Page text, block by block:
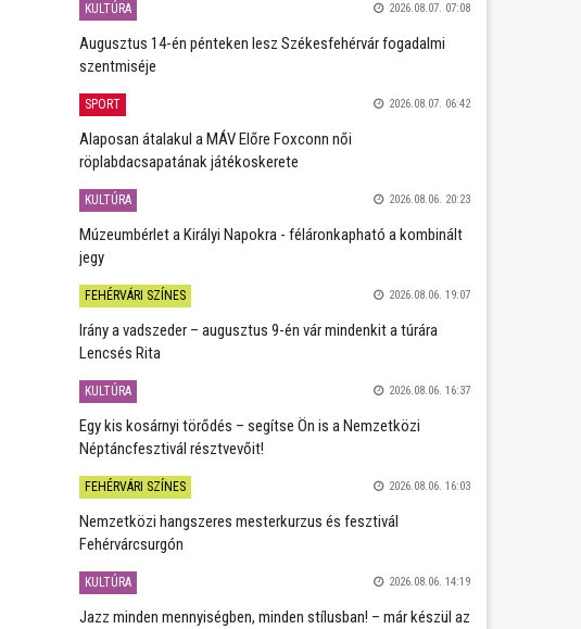
KULTÚRA 2026.08.07. 07:08
Augusztus 14-én pénteken lesz Székesfehérvár fogadalmi
szentmiséje
SPORT 2026.08.07. 06:42
Alaposan átalakul a MÁV Előre Foxconn női
röplabdacsapatának játékoskerete
KULTÚRA 2026.08.06. 20:23
Múzeumbérlet a Királyi Napokra - féláronkapható a kombinált
jegy
FEHÉRVÁRI SZÍNES 2026.08.06. 19:07
Irány a vadszeder – augusztus 9-én vár mindenkit a túrára
Lencsés Rita
KULTÚRA 2026.08.06. 16:37
Egy kis kosárnyi törődés – segítse Ön is a Nemzetközi
Néptáncfesztivál résztvevőit!
FEHÉRVÁRI SZÍNES 2026.08.06. 16:03
Nemzetközi hangszeres mesterkurzus és fesztivál
Fehérvárcsurgón
KULTÚRA 2026.08.06. 14:19
Jazz minden mennyiségben, minden stílusban! – már készül az